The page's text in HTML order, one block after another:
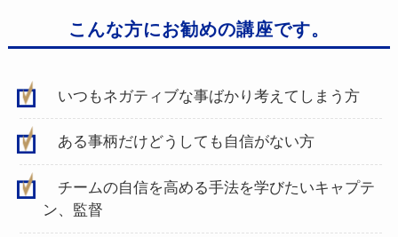
こんな方にお勧めの講座です。
いつもネガティブな事ばかり考えてしまう方
ある事柄だけどうしても自信がない方
チームの自信を高める手法を学びたいキャプテ
ン、監督